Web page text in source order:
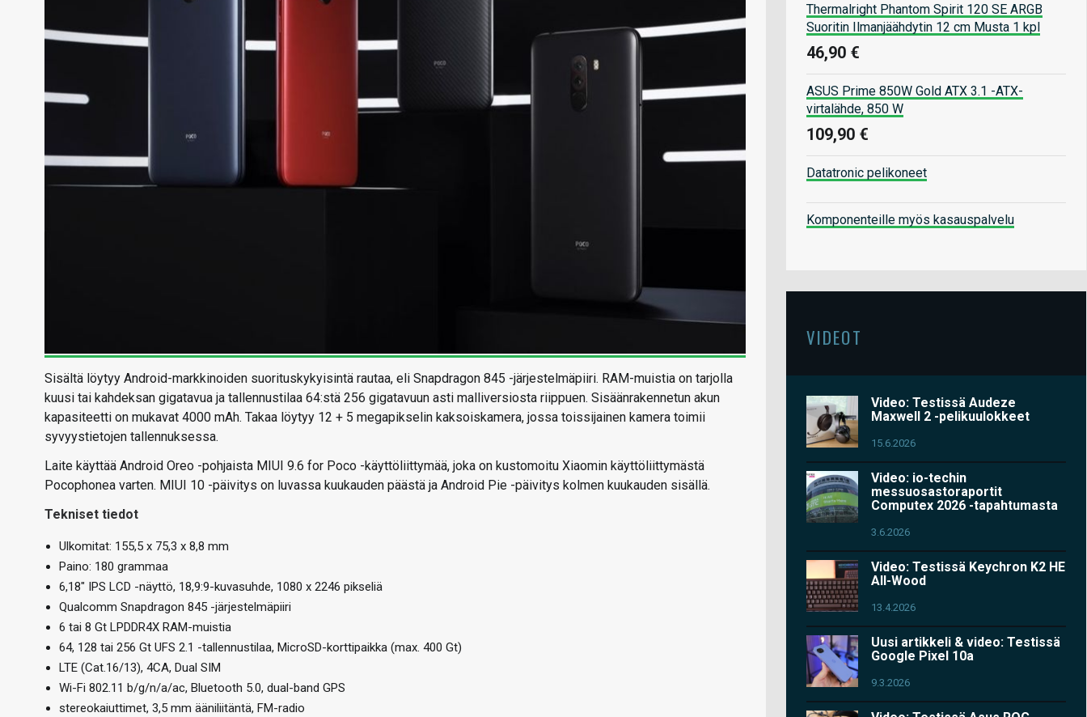
Sisältä löytyy Android-markkinoiden suorituskykyisintä rautaa, eli Snapdragon 845 -järjestelmäpiiri. RAM-muistia on tarjolla
kuusi tai kahdeksan gigatavua ja tallennustilaa 64:stä 256 gigatavuun asti malliversiosta riippuen. Sisäänrakennetun akun
kapasiteetti on mukavat 4000 mAh. Takaa löytyy 12 + 5 megapikselin kaksoiskamera, jossa toissijainen kamera toimii
syvyystietojen tallennuksessa.
Laite käyttää Android Oreo -pohjaista MIUI 9.6 for Poco -käyttöliittymää, joka on kustomoitu Xiaomin käyttöliittymästä
Pocophonea varten. MIUI 10 -päivitys on luvassa kuukauden päästä ja Android Pie -päivitys kolmen kuukauden sisällä.
Tekniset tiedot
Ulkomitat: 155,5 x 75,3 x 8,8 mm
Paino: 180 grammaa
6,18″ IPS LCD -näyttö, 18,9:9-kuvasuhde, 1080 x 2246 pikseliä
Qualcomm Snapdragon 845 -järjestelmäpiiri
6 tai 8 Gt LPDDR4X RAM-muistia
64, 128 tai 256 Gt UFS 2.1 -tallennustilaa, MicroSD-korttipaikka (max. 400 Gt)
LTE (Cat.16/13), 4CA, Dual SIM
Wi-Fi 802.11 b/g/n/a/ac, Bluetooth 5.0, dual-band GPS
stereokaiuttimet, 3,5 mm ääniliitäntä, FM-radio
Thermalright Phantom Spirit 120 SE ARGB
Suoritin Ilmanjäähdytin 12 cm Musta 1 kpl
46,90 €
ASUS Prime 850W Gold ATX 3.1 -ATX-
virtalähde, 850 W
109,90 €
Datatronic pelikoneet
Komponenteille myös kasauspalvelu
VIDEOT
Video: Testissä Audeze
Maxwell 2 -pelikuulokkeet
15.6.2026
Video: io-techin
messuosastoraportit
Computex 2026 -tapahtumasta
3.6.2026
Video: Testissä Keychron K2 HE
All-Wood
13.4.2026
Uusi artikkeli & video: Testissä
Google Pixel 10a
9.3.2026